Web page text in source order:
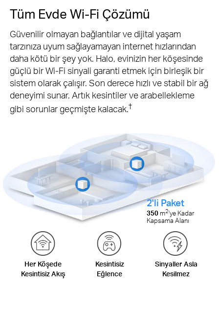
Tüm Evde Wi-Fi Çözümü
Güvenilir olmayan bağlantılar ve dijital yaşam
tarzınıza uyum sağlayamayan internet hızlarından
daha kötü bir şey yok. Halo, evinizin her köşesinde
güçlü bir Wi-Fi sinyali garanti etmek için birleşik bir
sistem olarak çalışır. Son derece hızlı ve stabil bir ağ
deneyimi sunar. Artık kesintiler ve arabellekleme
gibi sorunlar geçmişte kalacak.†
Her Köşede
Kesintisiz Akış
Kesintisiz
Eğlence
Sinyaller Asla
Kesilmez
2'li Paket
350m2'ye Kadar
Kapsama Alanı